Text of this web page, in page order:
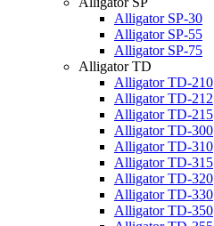
Alligator SP-30
Alligator SP-55
Alligator SP-75
Alligator TD
Alligator TD-210
Alligator TD-212
Alligator TD-215
Alligator TD-300
Alligator TD-310
Alligator TD-315
Alligator TD-320
Alligator TD-330
Alligator TD-350